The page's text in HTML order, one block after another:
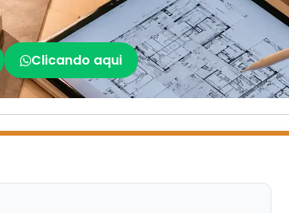
Clicando aqui